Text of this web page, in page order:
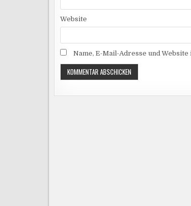
Website
Name, E-Mail-Adresse und